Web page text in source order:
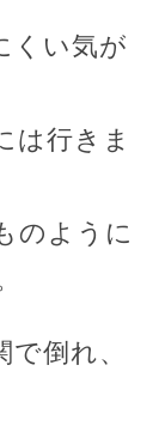
くい気が
は行きま
のように
倒れ、